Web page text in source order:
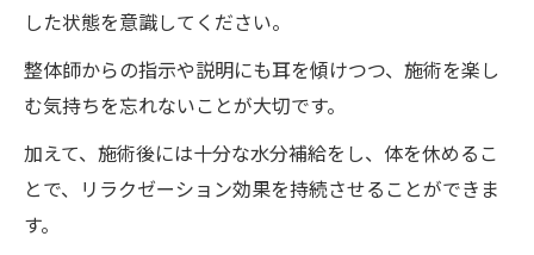
口コミや評価を活用する方法
施術内容をチェックするポイント
徳島県で信頼できる整体院リスト
整体院選びの基準と注意点
した状態を意識してください。
整体師からの指示や説明にも耳を傾けつつ、施術を楽し
む気持ちを忘れないことが大切です。
加えて、施術後には十分な水分補給をし、体を休めるこ
とで、リラクゼーション効果を持続させることができま
す。